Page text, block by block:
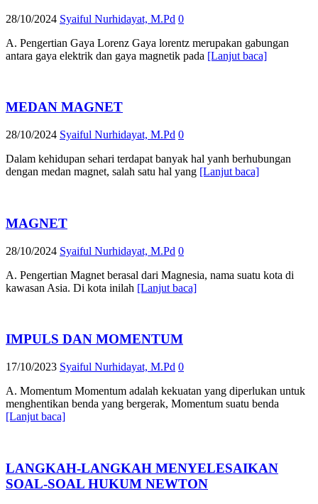
28/10/2024 Syaiful Nurhidayat, M.Pd 0
A. Pengertian Gaya Lorenz Gaya lorentz merupakan gabungan
antara gaya elektrik dan gaya magnetik pada [Lanjut baca]
MEDAN MAGNET
28/10/2024 Syaiful Nurhidayat, M.Pd 0
Dalam kehidupan sehari terdapat banyak hal yanh berhubungan
dengan medan magnet, salah satu hal yang [Lanjut baca]
MAGNET
28/10/2024 Syaiful Nurhidayat, M.Pd 0
A. Pengertian Magnet berasal dari Magnesia, nama suatu kota di
kawasan Asia. Di kota inilah [Lanjut baca]
IMPULS DAN MOMENTUM
17/10/2023 Syaiful Nurhidayat, M.Pd 0
A. Momentum Momentum adalah kekuatan yang diperlukan untuk
menghentikan benda yang bergerak, Momentum suatu benda
[Lanjut baca]
LANGKAH-LANGKAH MENYELESAIKAN
SOAL-SOAL HUKUM NEWTON